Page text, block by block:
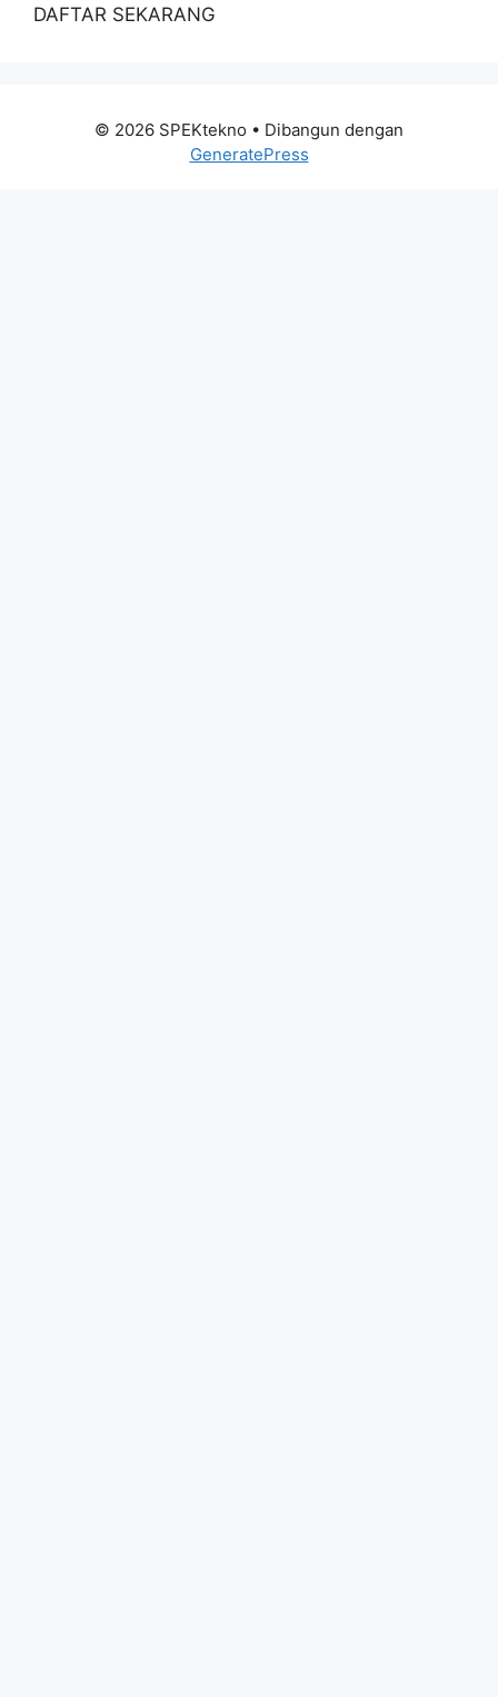
DAFTAR SEKARANG
© 2026 SPEKtekno • Dibangun dengan
GeneratePress